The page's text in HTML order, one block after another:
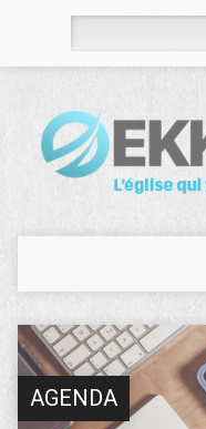
AGENDA